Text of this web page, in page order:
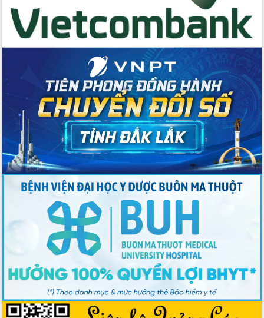
Đánh giá, rút kinh nghiệm công tác tổ
chức diễn tập trước ngày bầu cử
Chương trình “Gặp gỡ hữu nghị –
Friendship Meeting New Year 2026”
Bầu cử Quốc hội và HĐND: Cử tri Đắk
Lắk gửi gắm niềm tin, kỳ vọng vào lá
Đắk Lắk sẵn sàng các điều kiện cho
Ngày hội bầu cử đại biểu Quốc hội
khóa XVI và HĐND các cấp nhiệm kỳ
2026-2031
Đảm bảo cuộc bầu cử đại biểu Quốc
hội và đại biểu HĐND các cấp diễn ra
an toàn, hiệu quả, đúng quy định
Thủ tướng Chính phủ Phạm Minh Chính
án cao tốc và thăm khu tái định cư tại
Đắk Lắk
Sôi nổi Hội đua ngựa truyền thống Gò
Thì Thùng mừng Xuân Bính Ngọ 2026
Lãnh đạo tỉnh dâng hương tưởng niệm
tại Đập Đồng Cam đầu Xuân Bính Ngọ
Ngành nông nghiệp phấn đấu tăng
trưởng đạt 5,86% trong năm 2026
UBND tỉnh Đắk Lắk triển khai công tác